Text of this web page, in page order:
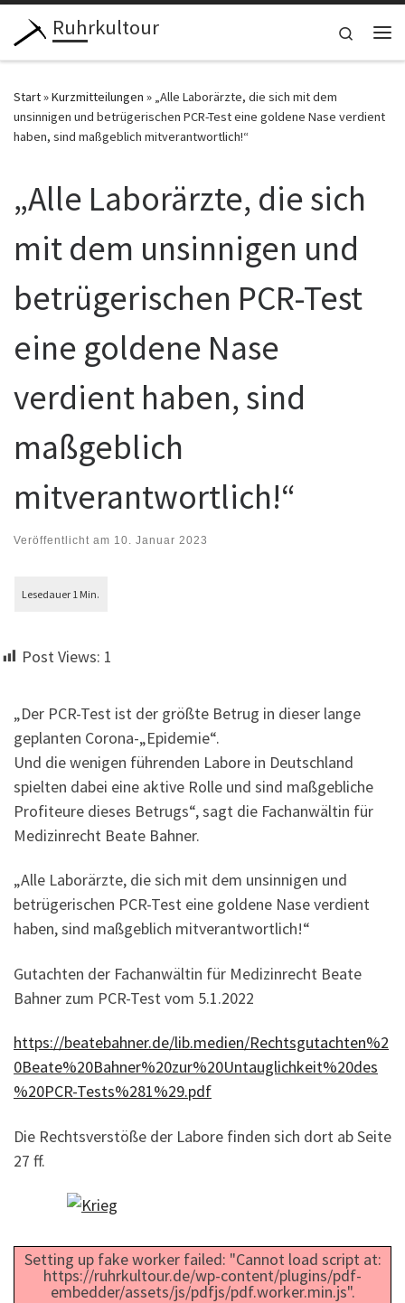
Zum Inhalt springen
Ruhrkultour
Search
Start»Kurzmitteilungen » „Alle Laborärzte, die sich mit dem
unsinnigen und betrügerischen PCR-Test eine goldene Nase verdient
haben, sind maßgeblich mitverantwortlich!“
„Alle Laborärzte, die sich
mit dem unsinnigen und
betrügerischen PCR-Test
eine goldene Nase
verdient haben, sind
maßgeblich
mitverantwortlich!“
Veröffentlicht am 10. Januar 2023
Post Views: 1
„Der PCR-Test ist der größte Betrug in dieser lange
geplanten Corona-„Epidemie“.
Und die wenigen führenden Labore in Deutschland
spielten dabei eine aktive Rolle und sind maßgebliche
Profiteure dieses Betrugs“, sagt die Fachanwältin für
Medizinrecht Beate Bahner.
„Alle Laborärzte, die sich mit dem unsinnigen und
betrügerischen PCR-Test eine goldene Nase verdient
haben, sind maßgeblich mitverantwortlich!“
Gutachten der Fachanwältin für Medizinrecht Beate
Bahner zum PCR-Test vom 5.1.2022
https://beatebahner.de/lib.medien/Rechtsgutachten%2
0Beate%20Bahner%20zur%20Untauglichkeit%20des
%20PCR-Tests%281%29.pdf
Die Rechtsverstöße der Labore finden sich dort ab Seite
27 ff.
Setting up fake worker failed: "Cannot load script at:
https://ruhrkultour.de/wp-content/plugins/pdf-
embedder/assets/js/pdfjs/pdf.worker.min.js".